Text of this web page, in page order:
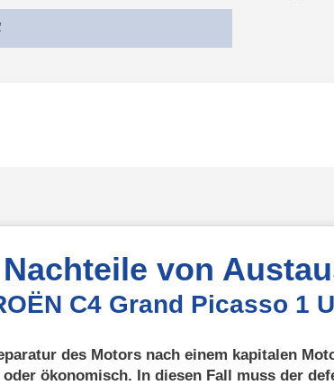
von
C4 Grand Picasso 1
des Motors nach einem kapitalen
ökonomisch. In diesen Fall muss der